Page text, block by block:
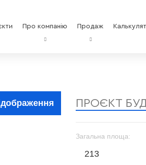
Про компанію Продаж
ПРОЄКТ
Загальна площа:
213